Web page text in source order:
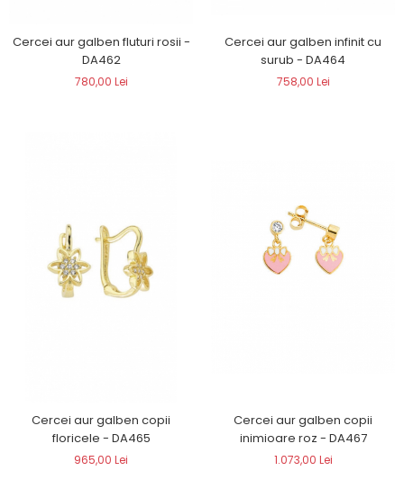
Cercei aur galben fluturi rosii -
DA462
780,00 Lei
Cercei aur galben infinit cu
surub - DA464
758,00 Lei
Cercei aur galben copii
floricele - DA465
965,00 Lei
Cercei aur galben copii
inimioare roz - DA467
1.073,00 Lei